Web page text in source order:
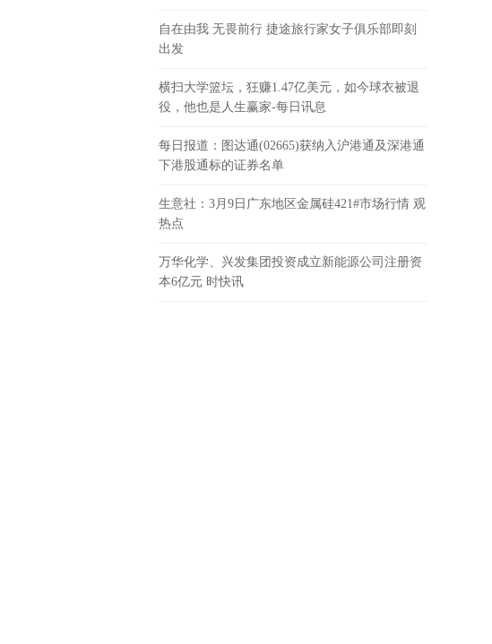
自在由我 无畏前行 捷途旅行家女子俱乐部即刻
出发
横扫大学篮坛，狂赚1.47亿美元，如今球衣被退
役，他也是人生赢家-每日讯息
每日报道：图达通(02665)获纳入沪港通及深港通
下港股通标的证券名单
生意社：3月9日广东地区金属硅421#市场行情 观
热点
万华化学、兴发集团投资成立新能源公司注册资
本6亿元 时快讯